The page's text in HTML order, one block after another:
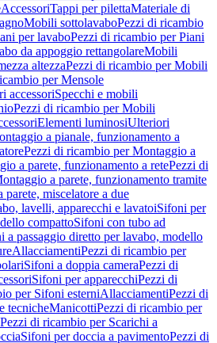
AccessoriTappi per pilettaMateriale di
Mobili sottolavaboPezzi di ricambio
per lavaboPezzi di ricambio per Piani
da appoggio rettangolareMobili
altezzaPezzi di ricambio per Mobili
per Mensole
accessoriSpecchi e mobili
Pezzi di ricambio per Mobili
Elementi luminosiUlteriori
a pianale, funzionamento a
Pezzi di ricambio per Montaggio a
a parete, funzionamento a retePezzi di
a parete, funzionamento tramite
miscelatore a due
lavelli, apparecchi e lavatoiSifoni per
compattoSifoni con tubo ad
a passaggio diretto per lavabo, modello
AllacciamentiPezzi di ricambio per
Sifoni a doppia cameraPezzi di
Sifoni per apparecchiPezzi di
per Sifoni esterniAllacciamentiPezzi di
tecnicheManicottiPezzi di ricambio per
Pezzi di ricambio per Scarichi a
Sifoni per doccia a pavimentoPezzi di